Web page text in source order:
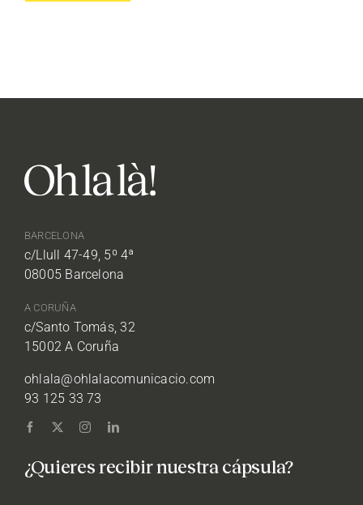
BARCELONA
c/Llull 47-49, 5º 4ª
08005 Barcelona
A CORUÑA
c/Santo Tomás, 32
15002 A Coruña
ohlala@ohlalacomunicacio.com
93 125 33 73
¿Quieres recibir nuestra cápsula?